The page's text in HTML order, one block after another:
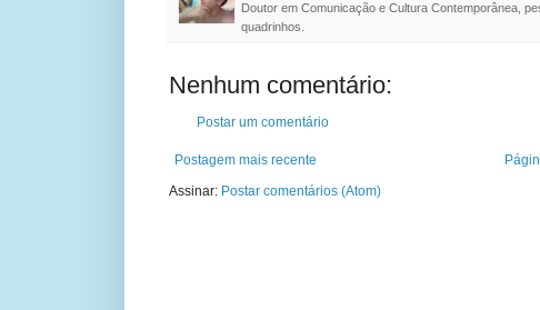
Doutor em Comunicação e Cultura Contemporânea,
quadrinhos.
Nenhum comentário:
Postar um comentário
Postagem mais recente
Assinar: Postar comentários (Atom)